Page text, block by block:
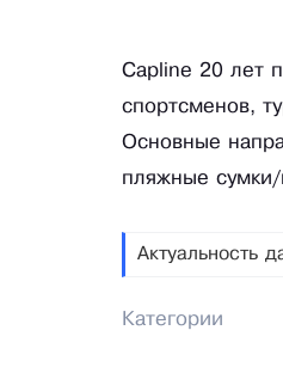
Capline 20 лет
спортсменов,
Основные
пляжные
Актуальность
Категории